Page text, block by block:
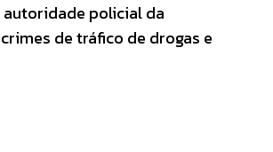
autoridade policial da
de tráfico de drogas e